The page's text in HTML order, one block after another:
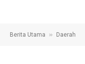
Berita Utama » Daerah